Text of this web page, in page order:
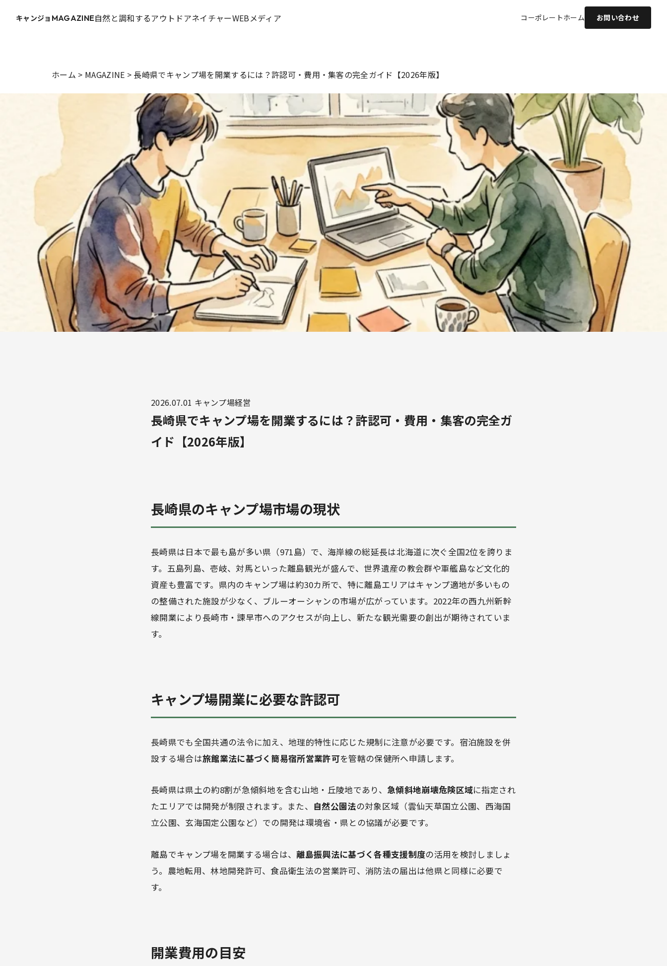
キャンジョ MAGAZINE自然と調和するアウトドアネイチャーWEBメディア コーポレートホーム お問い合わせ
ホーム > MAGAZINE > 長崎県でキャンプ場を開業するには？許認可・費用・集客の完全ガイド【2026年版】
2026.07.01 キャンプ場経営
長崎県でキャンプ場を開業するには？許認可・費用・集客の完全ガ
イド【2026年版】
長崎県のキャンプ場市場の現状
長崎県は日本で最も島が多い県（971島）で、海岸線の総延長は北海道に次ぐ全国2位を誇りま
す。五島列島、壱岐、対馬といった離島観光が盛んで、世界遺産の教会群や軍艦島など文化的
資産も豊富です。県内のキャンプ場は約30カ所で、特に離島エリアはキャンプ適地が多いもの
の整備された施設が少なく、ブルーオーシャンの市場が広がっています。2022年の西九州新幹
線開業により長崎市・諫早市へのアクセスが向上し、新たな観光需要の創出が期待されていま
す。
キャンプ場開業に必要な許認可
長崎県でも全国共通の法令に加え、地理的特性に応じた規制に注意が必要です。宿泊施設を併
設する場合は旅館業法に基づく簡易宿所営業許可を管轄の保健所へ申請します。
長崎県は県土の約8割が急傾斜地を含む山地・丘陵地であり、 急傾斜地崩壊危険区域に指定され
たエリアでは開発が制限されます。また、 自然公園法の対象区域（雲仙天草国立公園、西海国
立公園、玄海国定公園など）での開発は環境省・県との協議が必要です。
離島でキャンプ場を開業する場合は、離島振興法に基づく各種支援制度の活用を検討しましょ
う。農地転用、林地開発許可、食品衛生法の営業許可、消防法の届出は他県と同様に必要で
す。
開業費用の目安